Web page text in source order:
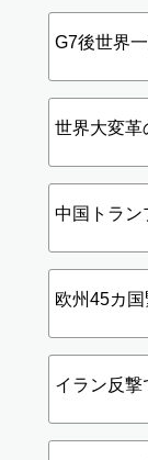
G7後世界
世界大変革
中国トラン
欧州45カ
イラン反撃